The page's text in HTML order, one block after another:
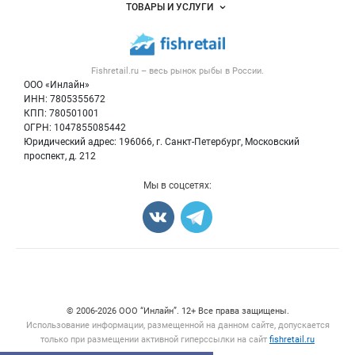
Fishretail.ru – весь рынок рыбы в России.
ООО «Инлайн»
ИНН: 7805355672
КПП: 780501001
ОГРН: 1047855085442
Юридический адрес: 196066, г. Санкт-Петербург, Московский
проспект, д. 212
Размещение рекламы
Публичная оферта
Контактная информация
Политика обработки персональных данных
Новости рынка
Блог
ТОВАРЫ И УСЛУГИ
Рыба
Икра
Мы в соцсетях:
© 2006‑2026 ООО “Инлайн”. 12+ Все права защищены.
Использование информации, размещенной на данном сайте, допускается
только при размещении активной гиперссылки на сайт fishretail.ru